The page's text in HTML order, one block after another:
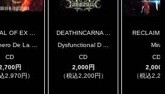
OF EX ...
De La ...
CD
円
2,970円）
DEATHINCARNA ...
Dysfunctional D ...
CD
2,000円
（税込2,200円）
RECLAIM
Mira
CD
2,000
（税込